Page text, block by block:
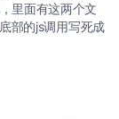
里面有这两个文
部的js调用写死成